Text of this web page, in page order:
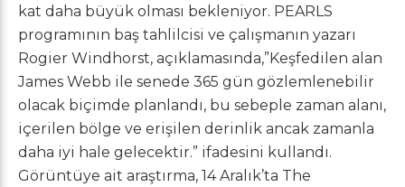
kat daha büyük olması bekleniyor. PEARLS
programının baş tahlilcisi ve çalışmanın yazarı
Rogier Windhorst, açıklamasında,”Keşfedilen alan
James Webb ile senede 365 gün gözlemlenebilir
olacak biçimde planlandı, bu sebeple zaman alanı,
içerilen bölge ve erişilen derinlik ancak zamanla
daha iyi hale gelecektir.” ifadesini kullandı.
Görüntüye ait araştırma, 14 Aralık’ta The